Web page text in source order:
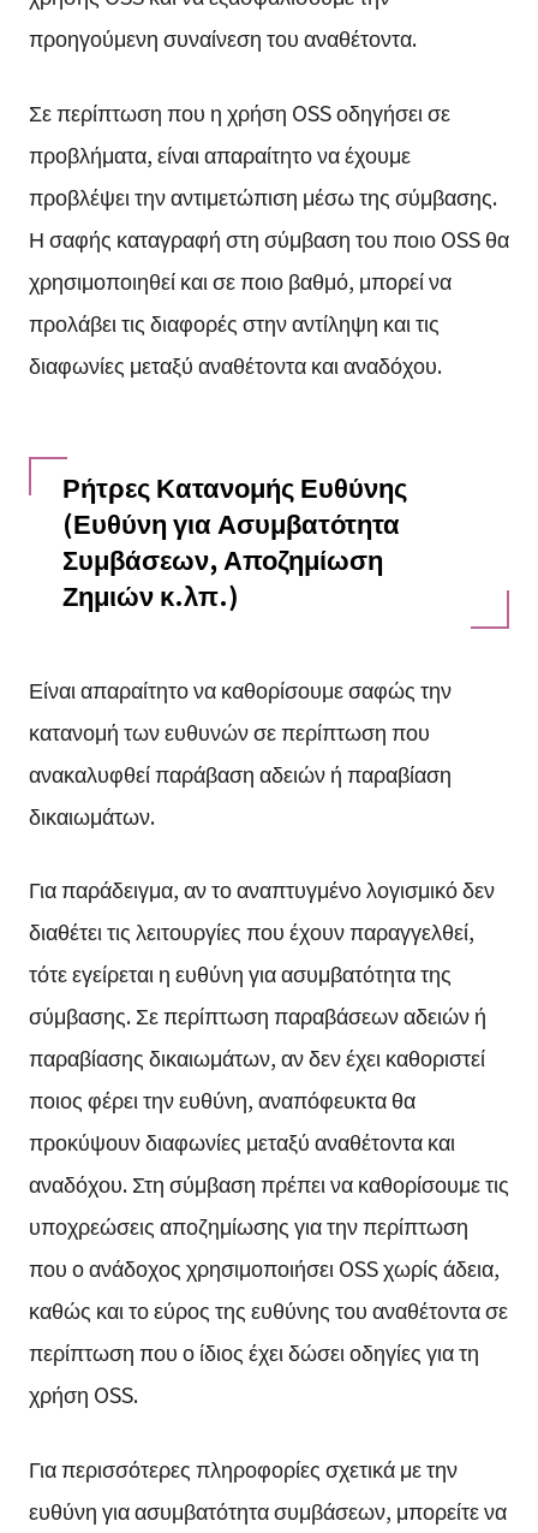
προηγούμενη συναίνεση του αναθέτοντα.
Σε περίπτωση που η χρήση OSS οδηγήσει σε
προβλήματα, είναι απαραίτητο να έχουμε
προβλέψει την αντιμετώπιση μέσω της σύμβασης.
Η σαφής καταγραφή στη σύμβαση του ποιο OSS θα
χρησιμοποιηθεί και σε ποιο βαθμό, μπορεί να
προλάβει τις διαφορές στην αντίληψη και τις
διαφωνίες μεταξύ αναθέτοντα και αναδόχου.
Ρήτρες Κατανομής Ευθύνης
(Ευθύνη για Ασυμβατότητα
Συμβάσεων, Αποζημίωση
Ζημιών κ.λπ.)
Είναι απαραίτητο να καθορίσουμε σαφώς την
κατανομή των ευθυνών σε περίπτωση που
ανακαλυφθεί παράβαση αδειών ή παραβίαση
δικαιωμάτων.
Για παράδειγμα, αν το αναπτυγμένο λογισμικό δεν
διαθέτει τις λειτουργίες που έχουν παραγγελθεί,
τότε εγείρεται η ευθύνη για ασυμβατότητα της
σύμβασης. Σε περίπτωση παραβάσεων αδειών ή
παραβίασης δικαιωμάτων, αν δεν έχει καθοριστεί
ποιος φέρει την ευθύνη, αναπόφευκτα θα
προκύψουν διαφωνίες μεταξύ αναθέτοντα και
αναδόχου. Στη σύμβαση πρέπει να καθορίσουμε τις
υποχρεώσεις αποζημίωσης για την περίπτωση
που ο ανάδοχος χρησιμοποιήσει OSS χωρίς άδεια,
καθώς και το εύρος της ευθύνης του αναθέτοντα σε
περίπτωση που ο ίδιος έχει δώσει οδηγίες για τη
χρήση OSS.
Για περισσότερες πληροφορίες σχετικά με την
ευθύνη για ασυμβατότητα συμβάσεων, μπορείτε να